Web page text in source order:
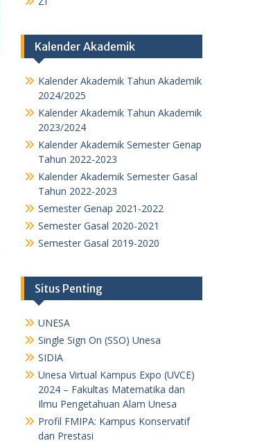
Kalender Akademik
Kalender Akademik Tahun Akademik
2024/2025
Kalender Akademik Tahun Akademik
2023/2024
Kalender Akademik Semester Genap
Tahun 2022-2023
Kalender Akademik Semester Gasal
Tahun 2022-2023
Semester Genap 2021-2022
Semester Gasal 2020-2021
Semester Gasal 2019-2020
Situs Penting
UNESA
Single Sign On (SSO) Unesa
SIDIA
Unesa Virtual Kampus Expo (UVCE)
2024 – Fakultas Matematika dan
Ilmu Pengetahuan Alam Unesa
Profil FMIPA: Kampus Konservatif
dan Prestasi